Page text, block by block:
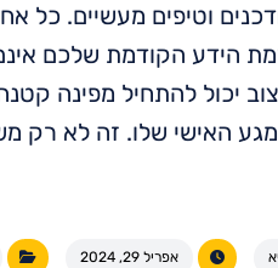
וטיפים מעשיים. כל
הידע הקודמת שלכם
יכול להתחיל מפינה
האישי שלו. זה לא רק
אפריל 29, 2024